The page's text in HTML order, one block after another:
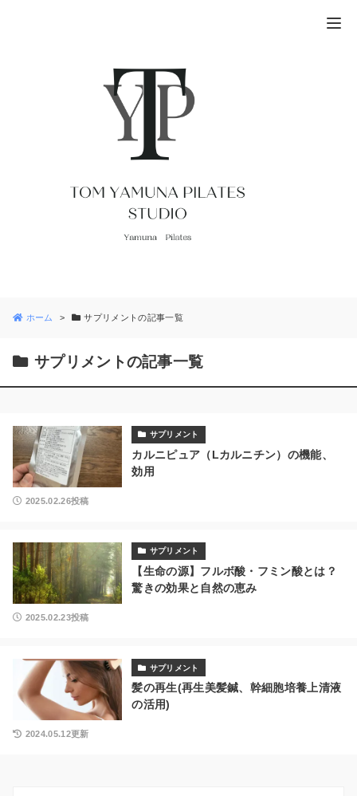
ホーム サプリメントの記事一覧
サプリメントの記事一覧
サプリメント
カルニピュア（Lカルニチン）の機能、
効用
2025.02.26投稿
サプリメント
【生命の源】フルボ酸・フミン酸とは？
驚きの効果と自然の恵み
2025.02.23投稿
サプリメント
髪の再生(再生美髪鍼、幹細胞培養上清液
の活用)
2024.05.12更新